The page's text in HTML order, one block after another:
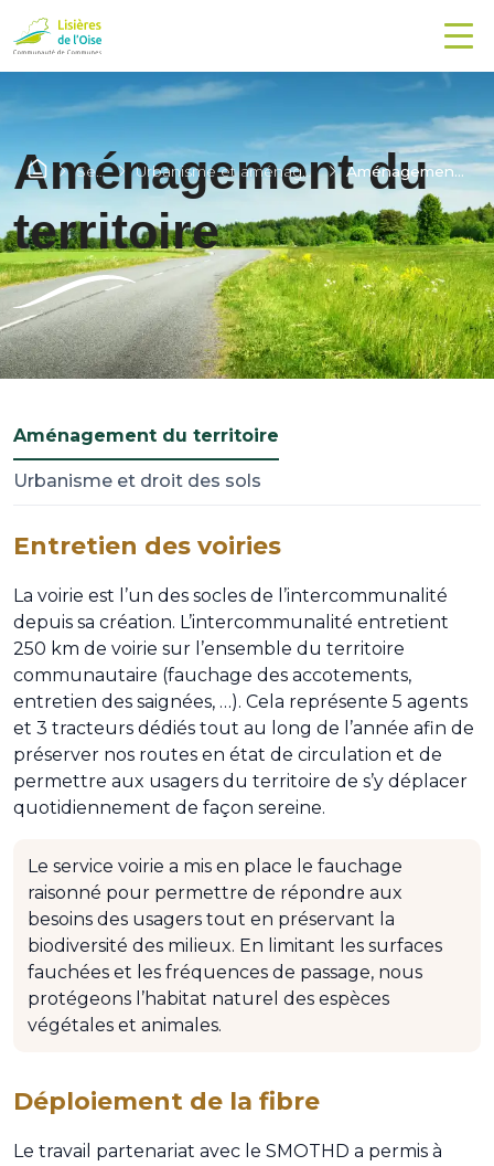
Services Urbanisme et aménagement du territoire Aménagement du territoire
Aménagement du
territoire
Aménagement du territoire
Urbanisme et droit des sols
Entretien des voiries
La voirie est l’un des socles de l’intercommunalité
depuis sa création. L’intercommunalité entretient
250 km de voirie sur l’ensemble du territoire
communautaire (fauchage des accotements,
entretien des saignées, …). Cela représente 5 agents
et 3 tracteurs dédiés tout au long de l’année afin de
préserver nos routes en état de circulation et de
permettre aux usagers du territoire de s’y déplacer
quotidiennement de façon sereine.
Le service voirie a mis en place le fauchage
raisonné pour permettre de répondre aux
besoins des usagers tout en préservant la
biodiversité des milieux. En limitant les surfaces
fauchées et les fréquences de passage, nous
protégeons l’habitat naturel des espèces
végétales et animales.
Déploiement de la fibre
Le travail partenariat avec le SMOTHD a permis à